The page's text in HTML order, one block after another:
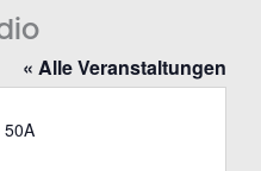
« Alle Veranstaltungen